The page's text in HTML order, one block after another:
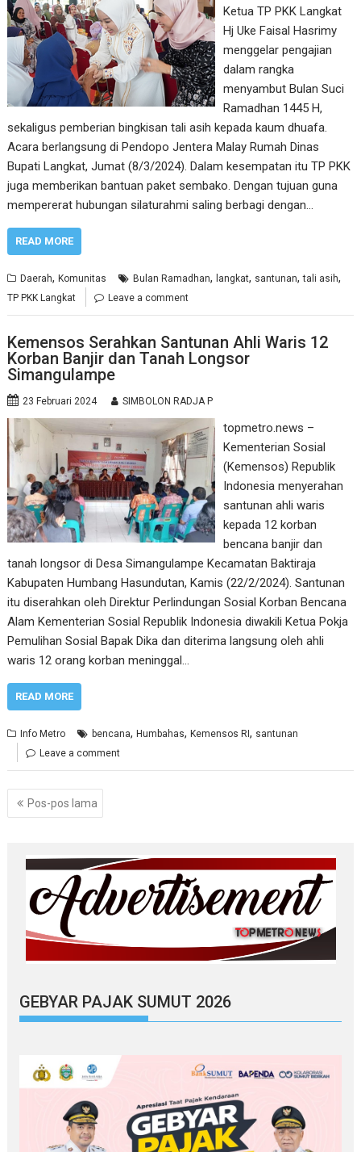
Ketua TP PKK Langkat
Hj Uke Faisal Hasrimy
menggelar pengajian
dalam rangka
menyambut Bulan Suci
Ramadhan 1445 H,
sekaligus pemberian bingkisan tali asih kepada kaum dhuafa.
Acara berlangsung di Pendopo Jentera Malay Rumah Dinas
Bupati Langkat, Jumat (8/3/2024). Dalam kesempatan itu TP PKK
juga memberikan bantuan paket sembako. Dengan tujuan guna
mempererat hubungan silaturahmi saling berbagi dengan…
READ MORE
Daerah,Komunitas Bulan Ramadhan, langkat, santunan,tali asih,
TP PKK Langkat Leave a comment
Kemensos Serahkan Santunan Ahli Waris 12
Korban Banjir dan Tanah Longsor
Simangulampe
23 Februari 2024 SIMBOLON RADJA P
topmetro.news –
Kementerian Sosial
(Kemensos) Republik
Indonesia menyerahan
santunan ahli waris
kepada 12 korban
bencana banjir dan
tanah longsor di Desa Simangulampe Kecamatan Baktiraja
Kabupaten Humbang Hasundutan, Kamis (22/2/2024). Santunan
itu diserahkan oleh Direktur Perlindungan Sosial Korban Bencana
Alam Kementerian Sosial Republik Indonesia diwakili Ketua Pokja
Pemulihan Sosial Bapak Dika dan diterima langsung oleh ahli
waris 12 orang korban meninggal…
READ MORE
Info Metro bencana,Humbahas,Kemensos RI, santunan
Leave a comment
Navigasi
pos
Pos-pos lama
GEBYAR PAJAK SUMUT 2026